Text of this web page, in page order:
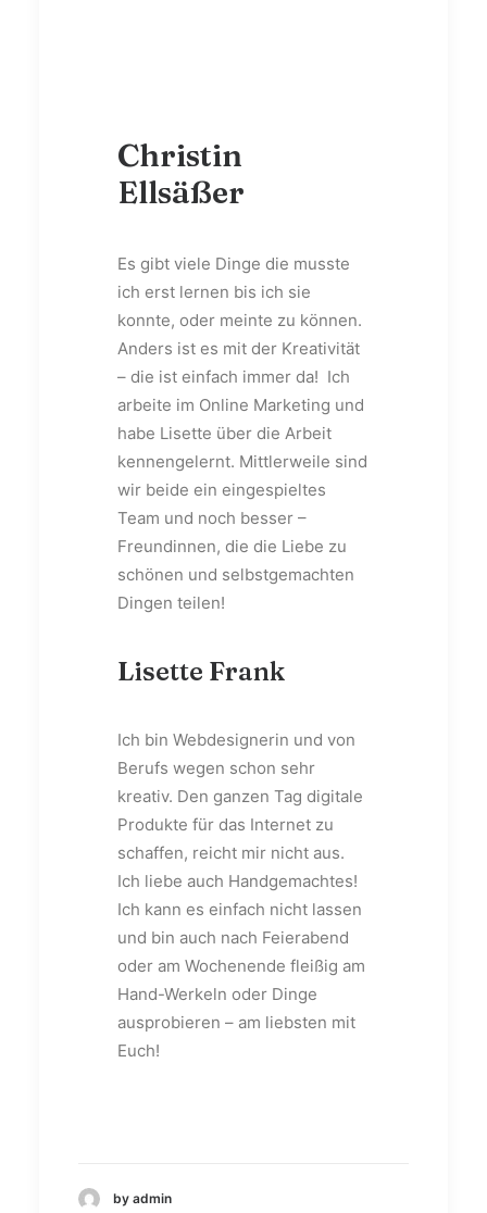
Christin
Ellsäßer
Es gibt viele Dinge die musste
ich erst lernen bis ich sie
konnte, oder meinte zu können.
Anders ist es mit der Kreativität
– die ist einfach immer da! Ich
arbeite im Online Marketing und
habe Lisette über die Arbeit
kennengelernt. Mittlerweile sind
wir beide ein eingespieltes
Team und noch besser –
Freundinnen, die die Liebe zu
schönen und selbstgemachten
Dingen teilen!
Lisette Frank
Ich bin Webdesignerin und von
Berufs wegen schon sehr
kreativ. Den ganzen Tag digitale
Produkte für das Internet zu
schaffen, reicht mir nicht aus.
Ich liebe auch Handgemachtes!
Ich kann es einfach nicht lassen
und bin auch nach Feierabend
oder am Wochenende fleißig am
Hand-Werkeln oder Dinge
ausprobieren – am liebsten mit
Euch!
by admin